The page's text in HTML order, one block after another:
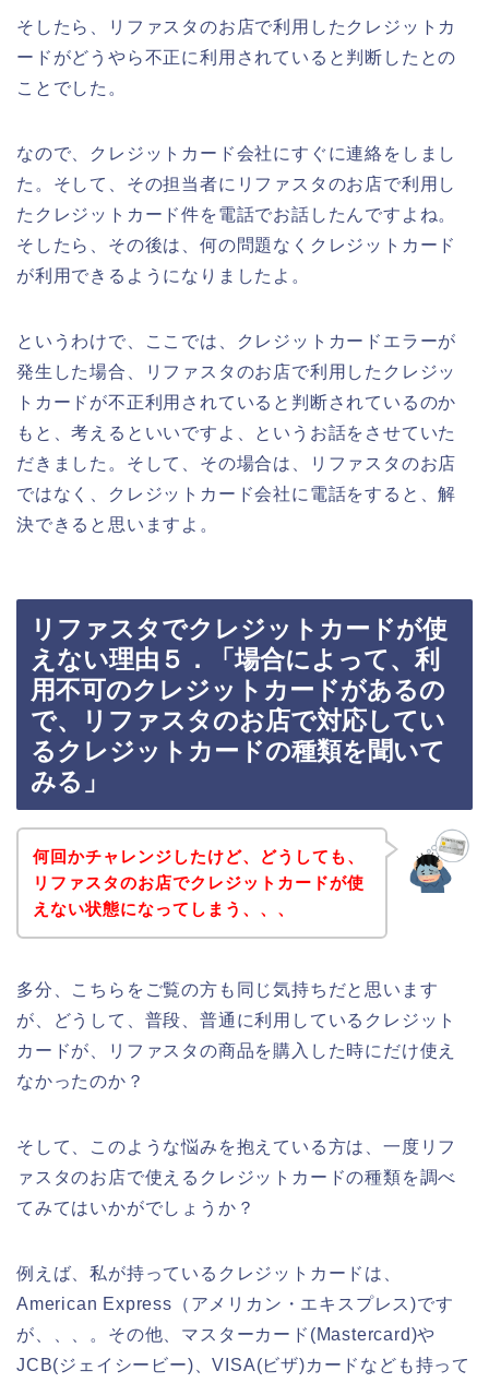
そしたら、リファスタのお店で利用したクレジットカ
ードがどうやら不正に利用されていると判断したとの
ことでした。
なので、クレジットカード会社にすぐに連絡をしまし
た。そして、その担当者にリファスタのお店で利用し
たクレジットカード件を電話でお話したんですよね。
そしたら、その後は、何の問題なくクレジットカード
が利用できるようになりましたよ。
というわけで、ここでは、クレジットカードエラーが
発生した場合、リファスタのお店で利用したクレジッ
トカードが不正利用されていると判断されているのか
もと、考えるといいですよ、というお話をさせていた
だきました。そして、その場合は、リファスタのお店
ではなく、クレジットカード会社に電話をすると、解
決できると思いますよ。
リファスタでクレジットカードが使
えない理由５．「場合によって、利
用不可のクレジットカードがあるの
で、リファスタのお店で対応してい
るクレジットカードの種類を聞いて
みる」
何回かチャレンジしたけど、どうしても、
リファスタのお店でクレジットカードが使
えない状態になってしまう、、、
多分、こちらをご覧の方も同じ気持ちだと思います
が、どうして、普段、普通に利用しているクレジット
カードが、リファスタの商品を購入した時にだけ使え
なかったのか？
そして、このような悩みを抱えている方は、一度リフ
ァスタのお店で使えるクレジットカードの種類を調べ
てみてはいかがでしょうか？
例えば、私が持っているクレジットカードは、
American Express（アメリカン・エキスプレス)です
が、、、。その他、マスターカード(Mastercard)や
JCB(ジェイシービー)、VISA(ビザ)カードなども持って